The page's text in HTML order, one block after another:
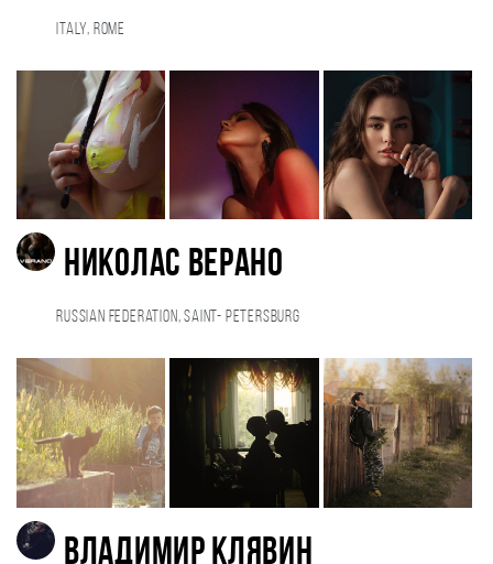
Italy, Rome
Николас Верано
Russian Federation, Saint- Petersburg
Владимир Клявин